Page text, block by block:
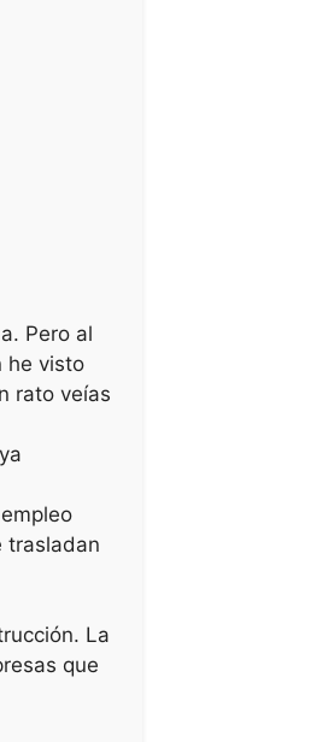
Pero al
he visto
rato veías
trasladan
La
que